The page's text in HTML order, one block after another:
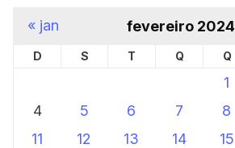
fevereiro 2024
D S T Q Q
1
4
5 6 7 8
11
12 13 14 15
« jan